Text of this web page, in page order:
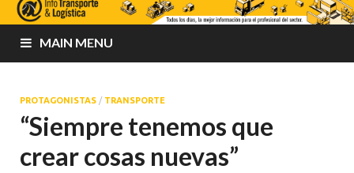
MAIN MENU
PROTAGONISTAS / TRANSPORTE
“Siempre tenemos que
crear cosas nuevas”